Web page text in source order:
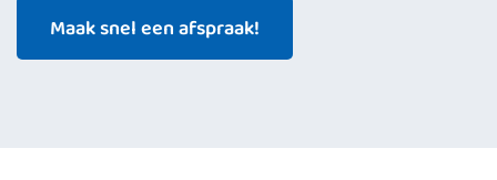
Maak snel een afspraak!